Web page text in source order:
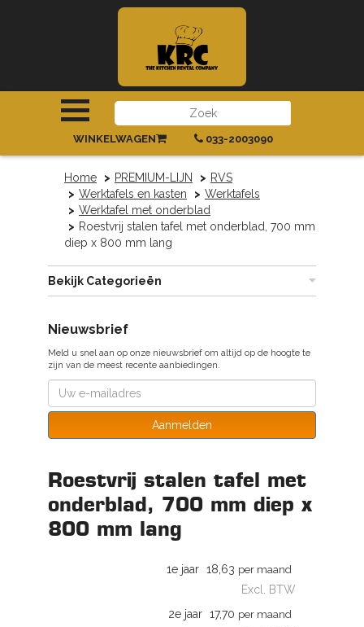
INLOGGEN|REGISTREREN
033-2003090
WINKELWAGEN
Home PREMIUM-LIJN
RVS
Werktafels en kasten
Werktafels
Werktafel met onderblad
Roestvrij stalen tafel met onderblad, 700 mm
diep x 800 mm lang
Bekijk Categorieën
Nieuwsbrief
Meld u snel aan op onze nieuwsbrief om altijd op de hoogte te
zijn van de meest recente aanbiedingen.
Aanmelden
Roestvrij stalen tafel met
onderblad, 700 mm diep x
800 mm lang
1e jaar 18,63 per maand
Excl. BTW
2e jaar 17,70 per maand